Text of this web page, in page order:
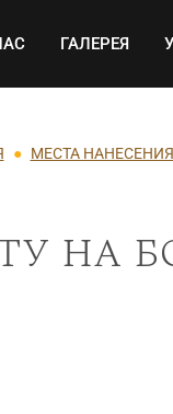
ГАЛЕРЕЯ
МЕСТА НАНЕСЕНИЯ
на